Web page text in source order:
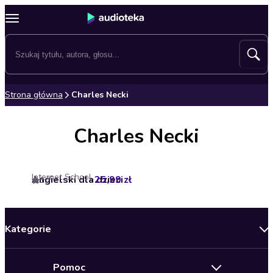
Strona główna Charles Necki
Charles Necki
Angielski dla dzieci
Internet School
1.7 25,99 zł
Kategorie
Pomoc